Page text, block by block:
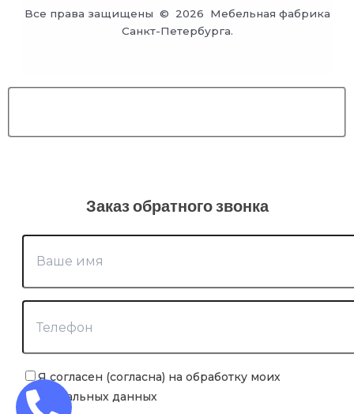
Все права защищены © 2026 Мебельная фабрика
Санкт-Петербурга.
Заказ обратного звонка
Я согласен (согласна) на обработку моих
персональных данных